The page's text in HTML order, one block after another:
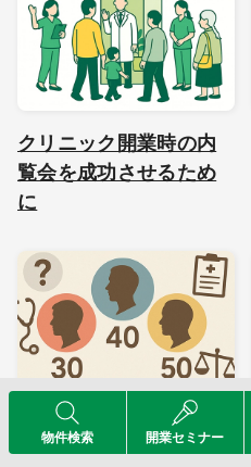
クリニック開業時の内
覧会を成功させるため
に
医師の開業、何歳がベ
スト？年齢別のメリッ
物件検索 開業セミナー